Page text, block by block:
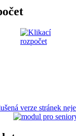
verze stránek